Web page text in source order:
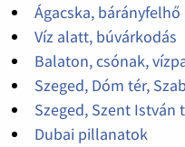
Ágacska, bárányfelhő
Víz alatt, búvárkodás
Balaton, csónak,
Szeged, Dóm tér,
Szeged, Szent István
Dubai pillanatok